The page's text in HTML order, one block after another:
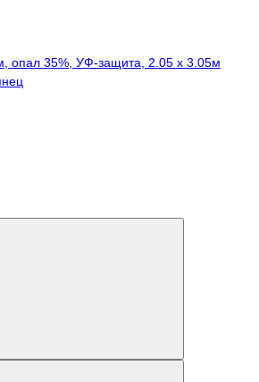
опал 35%, УФ-защита, 2.05 х 3.05м